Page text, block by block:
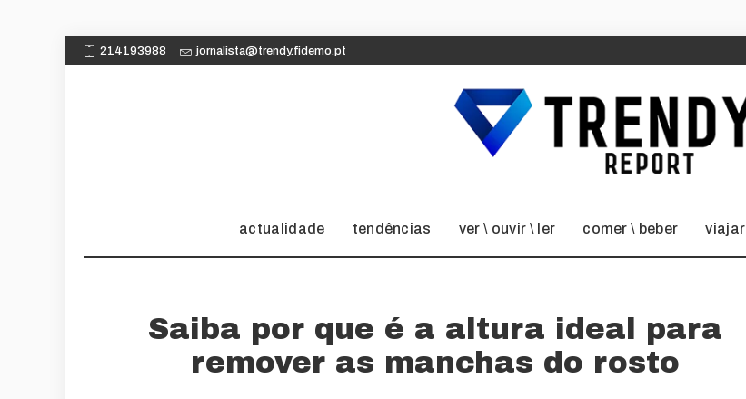
214193988 jornalista@trendy.fidemo.pt
actualidade tendências ver \ ouvir \ ler comer \ beber viajar
Saiba por que é a altura ideal para
remover as manchas do rosto